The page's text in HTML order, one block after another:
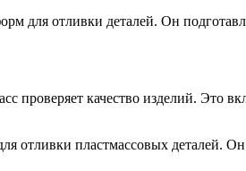
для отливки деталей. Он
проверяет качество изделий. Это
отливки пластмассовых деталей.